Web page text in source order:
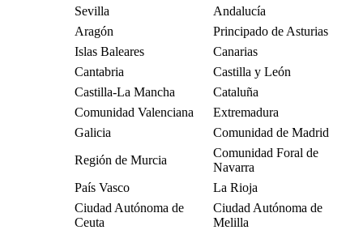
Sevilla
Andalucía
Aragón
Principado de Asturias
Islas Baleares
Canarias
Cantabria
Castilla y León
Castilla-La Mancha
Cataluña
Comunidad Valenciana
Extremadura
Galicia
Comunidad de Madrid
Región de Murcia
Comunidad Foral de
Navarra
País Vasco
La Rioja
Ciudad Autónoma de
Ceuta
Ciudad Autónoma de
Melilla